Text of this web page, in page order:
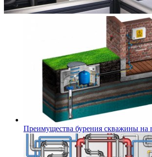
Преимущества бурения скважины на